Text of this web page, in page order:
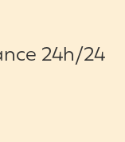
24h/24